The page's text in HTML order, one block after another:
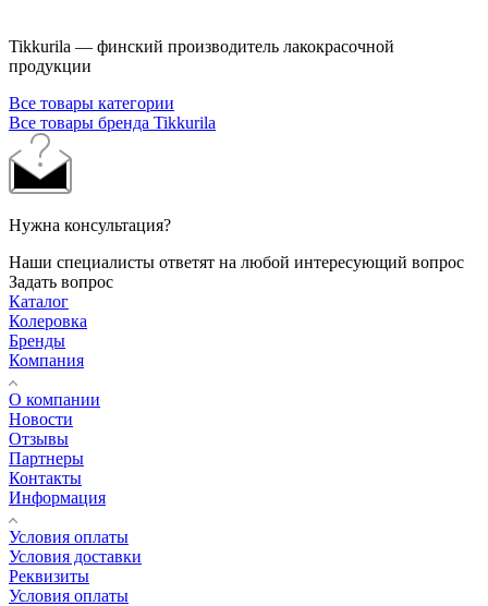
Tikkurila — финский производитель лакокрасочной
продукции
Все товары категории
Все товары бренда Tikkurila
Нужна консультация?
Наши специалисты ответят на любой интересующий вопрос
Задать вопрос
Каталог
Колеровка
Бренды
Компания
О компании
Новости
Отзывы
Партнеры
Контакты
Информация
Условия оплаты
Условия доставки
Реквизиты
Условия оплаты